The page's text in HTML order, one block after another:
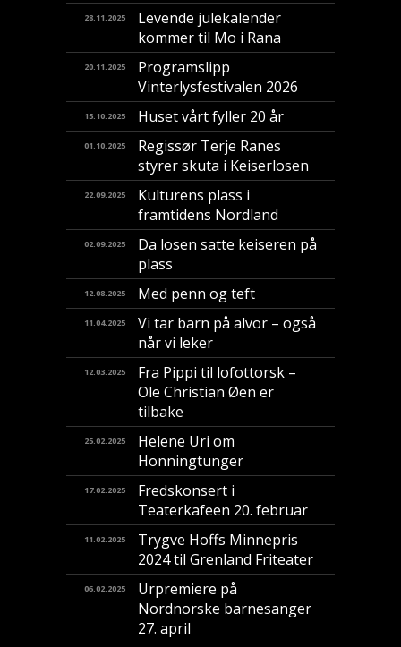
28.11.2025
Levende julekalender
kommer til Mo i Rana
20.11.2025
Programslipp
Vinterlysfestivalen 2026
15.10.2025 Huset vårt fyller 20 år
01.10.2025
Regissør Terje Ranes
styrer skuta i Keiserlosen
22.09.2025
Kulturens plass i
framtidens Nordland
02.09.2025
Da losen satte keiseren på
plass
12.08.2025 Med penn og teft
11.04.2025
Vi tar barn på alvor – også
når vi leker
12.03.2025
Fra Pippi til lofottorsk –
Ole Christian Øen er
tilbake
25.02.2025
Helene Uri om
Honningtunger
17.02.2025
Fredskonsert i
Teaterkafeen 20. februar
11.02.2025
Trygve Hoffs Minnepris
2024 til Grenland Friteater
06.02.2025
Urpremiere på
Nordnorske barnesanger
27. april